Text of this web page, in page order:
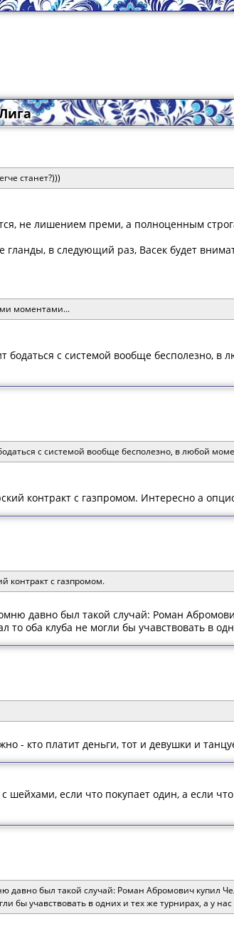
станет?)))
не лишением преми, а полноценным
гланды, в следующий раз, Васек будет
моментами...
бодаться с системой вообще бесполезно, в
с системой вообще бесполезно, в любой
контракт с газпромом. Интересно а
контракт с газпромом.
давно был такой случай: Роман
то оба клуба не могли бы учавствовать в
- кто платит деньги, тот и девушки и
шейхами, если что покупает один, а если
давно был такой случай: Роман Абромович купил
бы учавствовать в одних и тех же турнирах, а у